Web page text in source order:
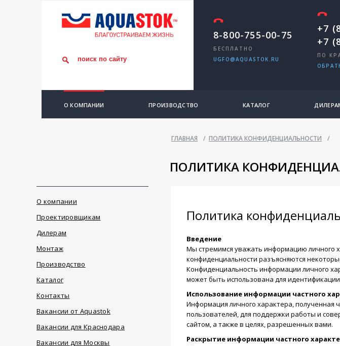
8-800-755-00-75
БЕСПЛАТНО
UGFO@AQUASTOK.RU
+7
+7
ПО
О КОМПАНИИ ПРОИЗВОДСТВО КАТАЛОГ
ГЛАВНАЯ / ПОЛИТИКА КОНФИДЕНЦИАЛЬНОСТИ /
ПОЛИТИКА
О компании
Проектировщикам
Дилерам
Монтаж
Производство
Каталог
Контакты
Вакансии от Aquastok
Вакансии для Краснодара
Вакансии для Москвы
Политика
Введение
Мы стремимся уважать информацию личного
конфиденциальности разъясняются
Конфиденциальность информации личного
может быть использована для
Использование информации частного
Информация личного характера, полученная
пользователей, для поддержки работы и
сайтом, а также в целях, разрешенных вами.
Раскрытие информации частного